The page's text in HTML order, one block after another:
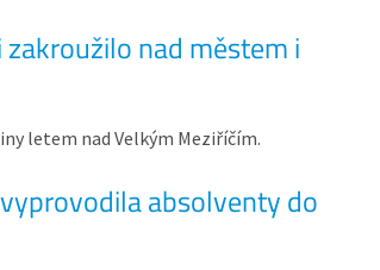
nad městem i
letem nad Velkým Meziříčím.
absolventy do